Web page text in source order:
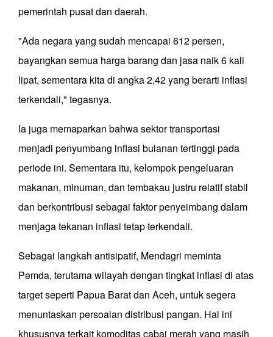
pemerintah pusat dan daerah.
"Ada negara yang sudah mencapai 612 persen,
bayangkan semua harga barang dan jasa naik 6 kali
lipat, sementara kita di angka 2,42 yang berarti inflasi
terkendali," tegasnya.
Ia juga memaparkan bahwa sektor transportasi
menjadi penyumbang inflasi bulanan tertinggi pada
periode ini. Sementara itu, kelompok pengeluaran
makanan, minuman, dan tembakau justru relatif stabil
dan berkontribusi sebagai faktor penyeimbang dalam
menjaga tekanan inflasi tetap terkendali.
Sebagai langkah antisipatif, Mendagri meminta
Pemda, terutama wilayah dengan tingkat inflasi di atas
target seperti Papua Barat dan Aceh, untuk segera
menuntaskan persoalan distribusi pangan. Hal ini
khususnya terkait komoditas cabai merah yang masih